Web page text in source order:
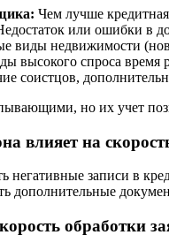
Чем лучше
или ошибки в
виды недвижимости
высокого спроса время
соистцов,
но их учет
влияет на
негативные записи в
дополнительные
обработки